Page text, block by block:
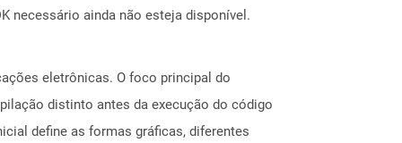
necessário ainda não esteja disponível.
eletrônicas. O foco principal do
distinto antes da execução do código
define as formas gráficas, diferentes